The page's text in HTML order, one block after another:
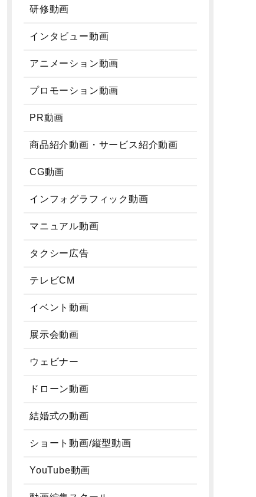
研修動画
インタビュー動画
アニメーション動画
プロモーション動画
PR動画
商品紹介動画・サービス紹介動画
CG動画
インフォグラフィック動画
マニュアル動画
タクシー広告
テレビCM
イベント動画
展示会動画
ウェビナー
ドローン動画
結婚式の動画
ショート動画/縦型動画
YouTube動画